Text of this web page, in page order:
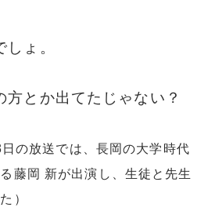
ょ。
方とか出てたじゃない？
の放送では、長岡の大学時代
藤岡 新が出演し、生徒と先生
）